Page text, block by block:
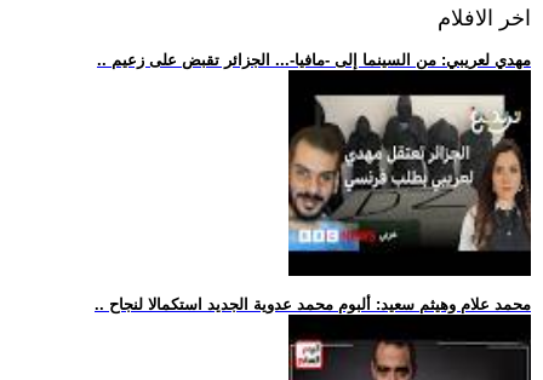
اخر الافلام
.. مهدي لعريبي: من السينما إلى -مافيا-... الجزائر تقبض على زعيم
.. محمد علام وهيثم سعيد: ألبوم محمد عدوية الجديد استكمالا لنجاح